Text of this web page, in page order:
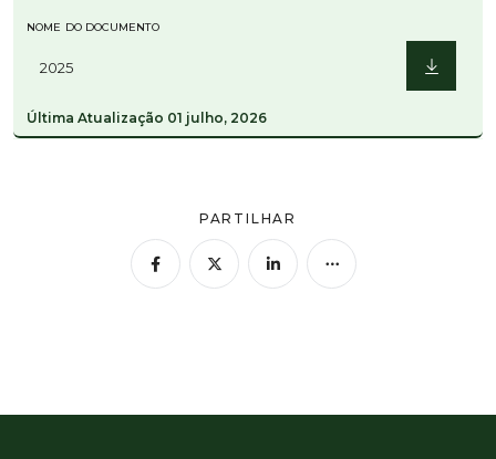
NOME DO DOCUMENTO
2025
Última Atualização 01 julho, 2026
PARTILHAR